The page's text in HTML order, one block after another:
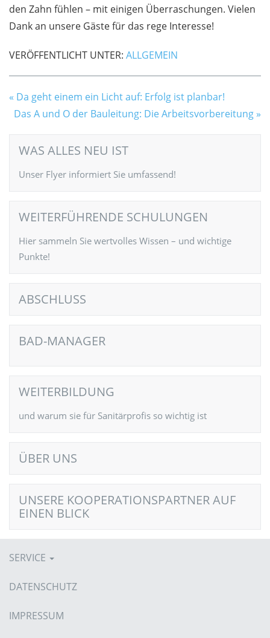
den Zahn fühlen – mit einigen Überraschungen. Vielen
Dank an unsere Gäste für das rege Interesse!
VERÖFFENTLICHT UNTER: ALLGEMEIN
Da geht einem ein Licht auf: Erfolg ist planbar!
Das A und O der Bauleitung: Die Arbeitsvorbereitung
WAS ALLES NEU IST
Unser Flyer informiert Sie umfassend!
WEITERFÜHRENDE SCHULUNGEN
Hier sammeln Sie wertvolles Wissen – und wichtige
Punkte!
ABSCHLUSS
BAD-MANAGER
WEITERBILDUNG
und warum sie für Sanitärprofis so wichtig ist
ÜBER UNS
UNSERE KOOPERATIONSPARTNER AUF
EINEN BLICK
SERVICE
DATENSCHUTZ
IMPRESSUM